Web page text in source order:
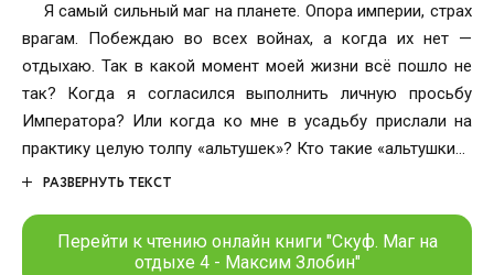
Я самый сильный маг на планете. Опора империи, страх
врагам. Побеждаю во всех войнах, а когда их нет —
отдыхаю. Так в какой момент моей жизни всё пошло не
так? Когда я согласился выполнить личную просьбу
Императора? Или когда ко мне в усадьбу прислали на
практику целую толпу «альтушек»? Кто такие «альтушки»?
Как по мне, напасть, хуже любого монстра. Магия, сиськи
время кто-нибудь хочет убить…
РАЗВЕРНУТЬ ТЕКСТ
Перейти к чтению онлайн книги "Скуф. Маг на
отдыхе 4 - Максим Злобин"